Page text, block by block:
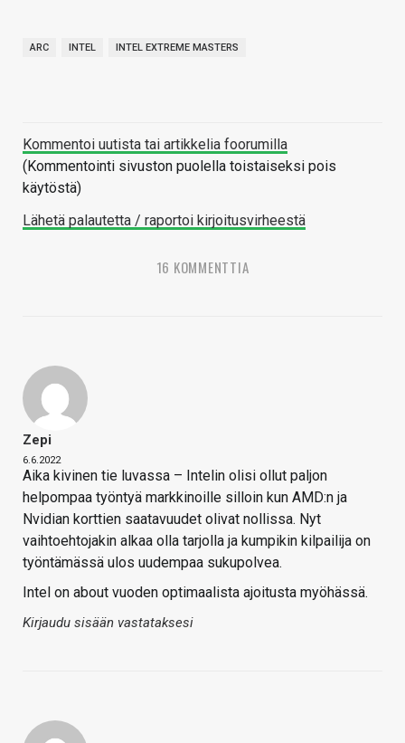
ARC INTEL INTEL EXTREME MASTERS
Kommentoi uutista tai artikkelia foorumilla
(Kommentointi sivuston puolella toistaiseksi pois
käytöstä)
Lähetä palautetta / raportoi kirjoitusvirheestä
16 KOMMENTTIA
Zepi
6.6.2022
Aika kivinen tie luvassa – Intelin olisi ollut paljon
helpompaa työntyä markkinoille silloin kun AMD:n ja
Nvidian korttien saatavuudet olivat nollissa. Nyt
vaihtoehtojakin alkaa olla tarjolla ja kumpikin kilpailija on
työntämässä ulos uudempaa sukupolvea.
Intel on about vuoden optimaalista ajoitusta myöhässä.
Kirjaudu sisään vastataksesi